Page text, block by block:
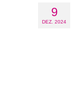
9
DEZ. 2024